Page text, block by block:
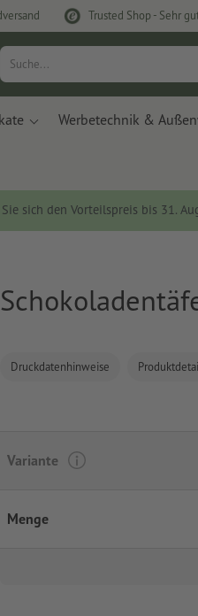
Trusted Shop - Sehr
Werbetechnik &
sich den Vorteilspreis bis 31.
Druckdatenhinweise
Variante
Menge